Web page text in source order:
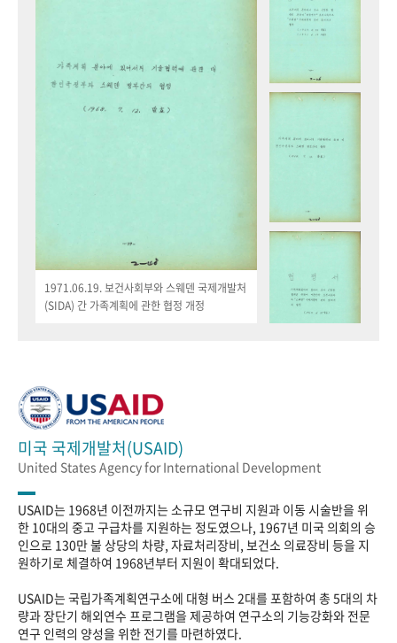
1971.06.19. 보건사회부와 스웨덴 국제개발처
(SIDA) 간 가족계획에 관한 협정 개정
미국 국제개발처(USAID)
United States Agency for International Development
USAID는 1968년 이전까지는 소규모 연구비 지원과 이동 시술반을 위
한 10대의 중고 구급차를 지원하는 정도였으나, 1967년 미국 의회의 승
인으로 130만 불 상당의 차량, 자료처리장비, 보건소 의료장비 등을 지
원하기로 체결하여 1968년부터 지원이 확대되었다.
USAID는 국립가족계획연구소에 대형 버스 2대를 포함하여 총 5대의 차
량과 장단기 해외연수 프로그램을 제공하여 연구소의 기능강화와 전문
연구 인력의 양성을 위한 전기를 마련하였다.